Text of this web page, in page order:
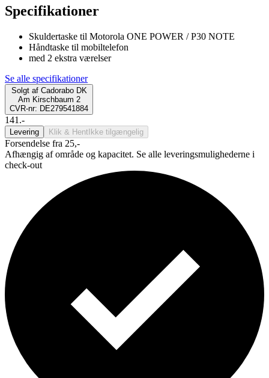
Specifikationer
Skuldertaske til Motorola ONE POWER / P30 NOTE
Håndtaske til mobiltelefon
med 2 ekstra værelser
Se alle specifikationer
Solgt af Cadorabo DK
Am Kirschbaum 2
CVR-nr: DE279541884
141.-
Levering Klik & Hent Ikke tilgængelig
Forsendelse fra 25,-
Afhængig af område og kapacitet. Se alle leveringsmulighederne i
check-out